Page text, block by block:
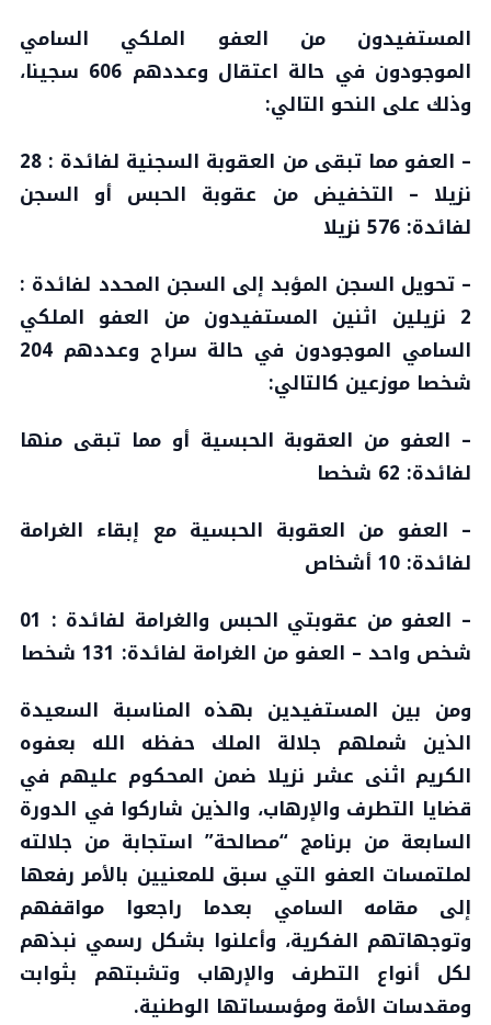
المستفيدون من العفو الملكي السامي
الموجودون في حالة اعتقال وعددهم 606 سجينا،
وذلك على النحو التالي:
– العفو مما تبقى من العقوبة السجنية لفائدة : 28
نزيلا – التخفيض من عقوبة الحبس أو السجن
لفائدة: 576 نزيلا
– تحويل السجن المؤبد إلى السجن المحدد لفائدة :
2 نزيلين اثنين المستفيدون من العفو الملكي
السامي الموجودون في حالة سراح وعددهم 204
شخصا موزعين كالتالي:
– العفو من العقوبة الحبسية أو مما تبقى منها
لفائدة: 62 شخصا
– العفو من العقوبة الحبسية مع إبقاء الغرامة
لفائدة: 10 أشخاص
– العفو من عقوبتي الحبس والغرامة لفائدة : 01
شخص واحد – العفو من الغرامة لفائدة: 131 شخصا
ومن بين المستفيدين بهذه المناسبة السعيدة
الذين شملهم جلالة الملك حفظه الله بعفوه
الكريم اثنى عشر نزيلا ضمن المحكوم عليهم في
قضايا التطرف والإرهاب، والذين شاركوا في الدورة
السابعة من برنامج “مصالحة” استجابة من جلالته
لملتمسات العفو التي سبق للمعنيين بالأمر رفعها
إلى مقامه السامي بعدما راجعوا مواقفهم
وتوجهاتهم الفكرية، وأعلنوا بشكل رسمي نبذهم
لكل أنواع التطرف والإرهاب وتشبتهم بثوابت
ومقدسات الأمة ومؤسساتها الوطنية.